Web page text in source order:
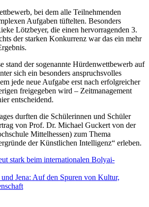
bei dem alle Teilnehmenden
Aufgaben tüftelten. Besonders
Lötzbeyer, die einen hervorragenden 3.
der starken Konkurrenz war das ein mehr
stand der sogenannte Hürdenwettbewerb auf
sich ein besonders anspruchsvolles
jede neue Aufgabe erst nach erfolgreicher
freigegeben wird – Zeitmanagement
entscheidend.
durften die Schülerinnen und Schüler
von Prof. Dr. Michael Guckert von der
Mittelhessen) zum Thema
der Künstlichen Intelligenz“ erleben.
stark beim internationalen Bolyai-
Jena: Auf den Spuren von Kultur,